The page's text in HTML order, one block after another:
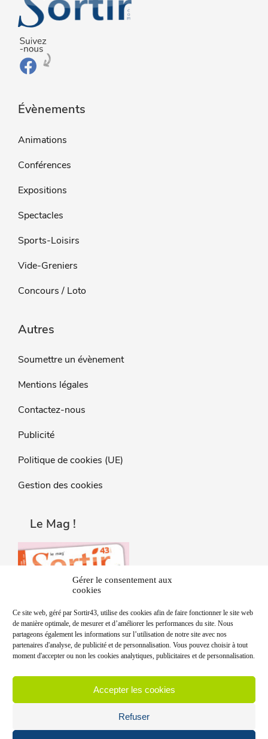
Gérer le consentement aux
cookies
Ce site web, géré par Sortir43, utilise des cookies afin de faire fonctionner le site web
de manière optimale, de mesurer et d’améliorer les performances du site. Nous
partageons également les informations sur l’utilisation de notre site avec nos
partenaires d'analyse, de publicité et de personnalisation. Vous pouvez choisir à tout
moment d'accepter ou non les cookies analytiques, publicitaires et de personnalisation.
Accepter les cookies
Refuser
Évènements
Animations
Conférences
Expositions
Spectacles
Sports-Loisirs
Vide-Greniers
Concours / Loto
Autres
Soumettre un évènement
Mentions légales
Contactez-nous
Publicité
Politique de cookies (UE)
Gestion des cookies
Le Mag !